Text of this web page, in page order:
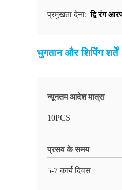
प्रमुखता देना: द्वि रंग
भुगतान और शिपिंग शर्तें
न्यूनतम आदेश मात्रा
10PCS
प्रसव के समय
5-7 कार्य दिवस